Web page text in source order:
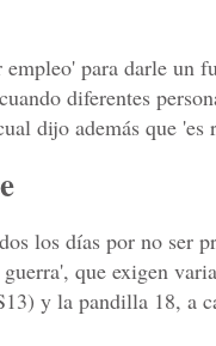
para darle un
diferentes
dijo además que 'es
los días por no ser
que exigen
y la pandilla 18, a